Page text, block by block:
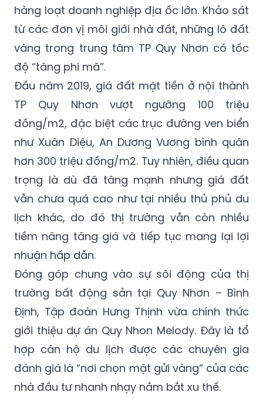
hàng loạt doanh nghiệp địa ốc lớn. Khảo sát
từ các đơn vị môi giới nhà đất, những lô đất
vàng trong trung tâm TP Quy Nhơn có tốc
độ “tăng phi mã”.
Đầu năm 2019, giá đất mặt tiền ở nội thành
TP Quy Nhơn vượt ngưỡng 100 triệu
đồng/m2, đặc biệt các trục đường ven biển
như Xuân Diệu, An Dương Vương bình quân
hơn 300 triệu đồng/m2. Tuy nhiên, điều quan
trọng là dù đã tăng mạnh nhưng giá đất
vẫn chưa quá cao như tại nhiều thủ phủ du
lịch khác, do đó thị trường vẫn còn nhiều
tiềm năng tăng giá và tiếp tục mang lại lợi
nhuận hấp dẫn.
Đóng góp chung vào sự sôi động của thị
trường bất động sản tại Quy Nhơn – Bình
Định, Tập đoàn Hưng Thịnh vừa chính thức
giới thiệu dự án Quy Nhon Melody. Đây là tổ
hợp căn hộ du lịch được các chuyên gia
đánh giá là “nơi chọn mặt gửi vàng” của các
nhà đầu tư nhanh nhạy nắm bắt xu thế.